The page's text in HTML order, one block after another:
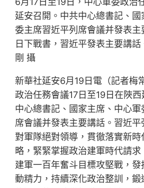
延安召開。中共中心總書記、國
委主席習近平列席會議并發表主
日下戰書，習近平發表主要講
剛 攝
新華社延安6月19日電（記者梅
政治任務會議17日至19日在陜
中心總書記、國家主席、中心軍
席會議并發表主要講話。習近平
對軍隊絕對領導，貫徹落實新時
略，緊緊掌握政治建軍時代請
建軍一百年奮斗目標攻堅戰，發
動精力，持續深化政治整訓，鍛